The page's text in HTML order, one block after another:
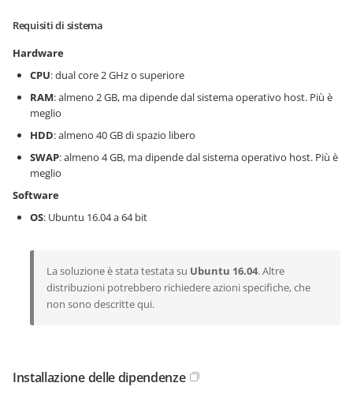
Requisiti di sistema
Hardware
CPU: dual core 2 GHz o superiore
RAM: almeno 2 GB, ma dipende dal sistema operativo host. Più è
meglio
HDD: almeno 40 GB di spazio libero
SWAP: almeno 4 GB, ma dipende dal sistema operativo host. Più è
meglio
Software
OS: Ubuntu 16.04 a 64 bit
La soluzione è stata testata su Ubuntu 16.04. Altre
distribuzioni potrebbero richiedere azioni specifiche, che
non sono descritte qui.
Installazione delle dipendenze